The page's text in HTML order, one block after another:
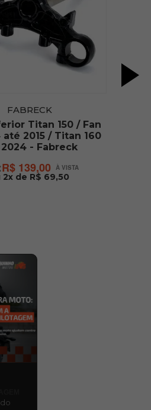
FABRECK
Titan 150 / Fan
até 2015 / Titan 160
2024 - Fabreck
R$ 139,00
2x de R$ 69,50